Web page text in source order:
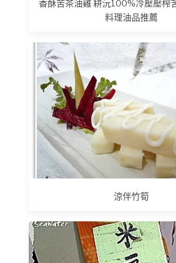
香酥苦茶油雞 耕沅100%冷壓壓榨
料理油品推薦
涼伴竹筍